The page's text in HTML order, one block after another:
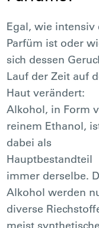
Egal, wie intensiv
Parfüm ist oder
sich dessen
Lauf der Zeit auf
Haut verändert:
Alkohol, in Form
reinem Ethanol,
dabei als
Hauptbestandteil
immer derselbe.
Alkohol werden
diverse
meist